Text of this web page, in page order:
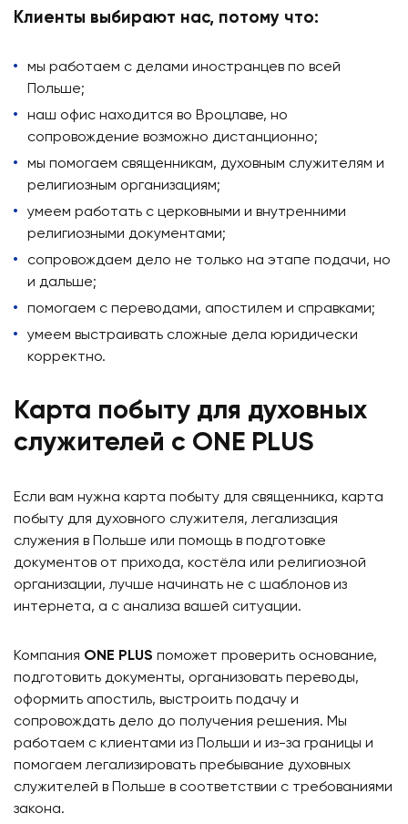
Клиенты выбирают нас, потому что:
мы работаем с делами иностранцев по всей
Польше;
наш офис находится во Вроцлаве, но
сопровождение возможно дистанционно;
мы помогаем священникам, духовным служителям и
религиозным организациям;
умеем работать с церковными и внутренними
религиозными документами;
сопровождаем дело не только на этапе подачи, но
и дальше;
помогаем с переводами, апостилем и справками;
умеем выстраивать сложные дела юридически
корректно.
Карта побыту для духовных
служителей с ONE PLUS
Если вам нужна карта побыту для священника, карта
побыту для духовного служителя, легализация
служения в Польше или помощь в подготовке
документов от прихода, костёла или религиозной
организации, лучше начинать не с шаблонов из
интернета, а с анализа вашей ситуации.
Компания ONE PLUS поможет проверить основание,
подготовить документы, организовать переводы,
оформить апостиль, выстроить подачу и
сопровождать дело до получения решения. Мы
работаем с клиентами из Польши и из-за границы и
помогаем легализировать пребывание духовных
служителей в Польше в соответствии с требованиями
закона.